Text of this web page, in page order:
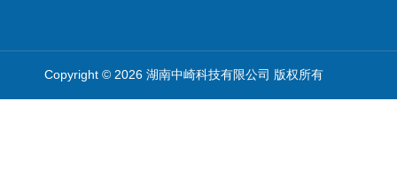
Copyright © 2026 湖南中崎科技有限公司 版权所有